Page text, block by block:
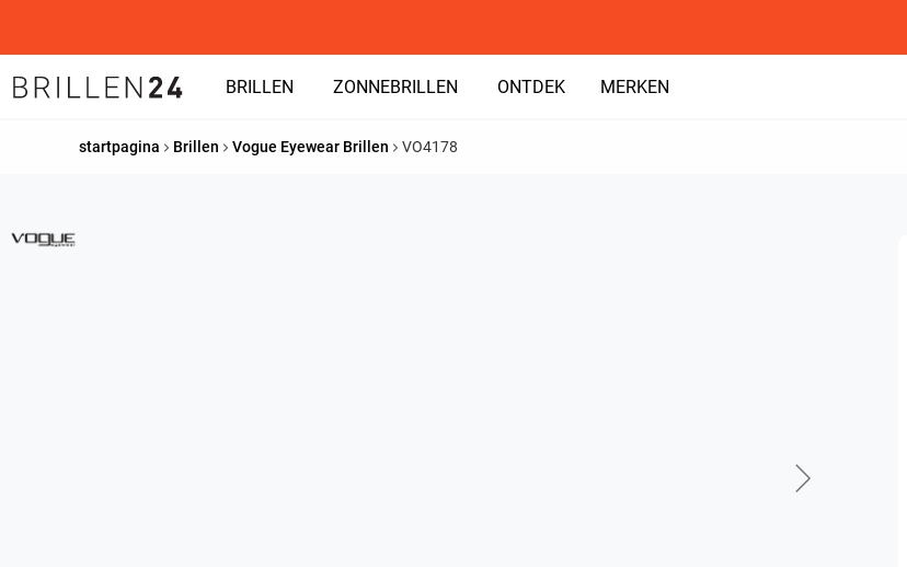
BRILLEN ZONNEBRILLEN ONTDEK MERKEN
startpagina Brillen Vogue Eyewear Brillen VO4178